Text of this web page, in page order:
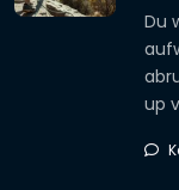
Du
up